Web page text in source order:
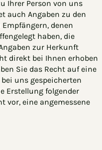
Ihrer Person von uns
auch Angaben zu den
denen
haben, die
zur Herkunft
direkt bei Ihnen erhoben
Sie das Recht auf eine
uns gespeicherten
Erstellung folgender
vor, eine angemessene